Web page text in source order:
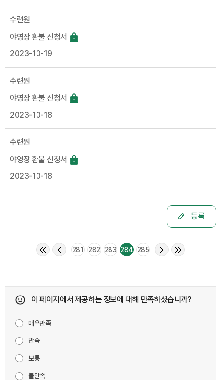
수련원
야영장 환불 신청서
2023-10-19
수련원
야영장 환불 신청서
2023-10-18
수련원
야영장 환불 신청서
2023-10-18
등록
281 282 283 284 285
이 페이지에서 제공하는 정보에 대해 만족하셨습니까?
매우만족
만족
보통
불만족